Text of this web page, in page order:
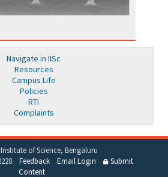
Navigate in IISc
Resources
Campus Life
Policies
RTI
Complaints
of Science, Bengaluru
Feedback Email Login
Submit
Content